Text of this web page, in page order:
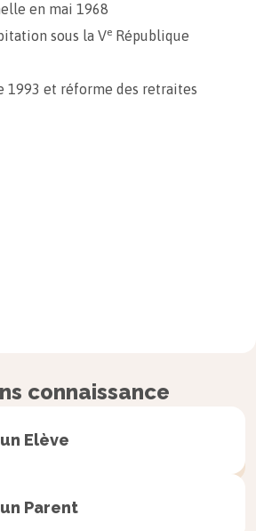
en mai 1968
sous la Ve République
1993 et réforme des retraites
connaissance
Elève
Parent